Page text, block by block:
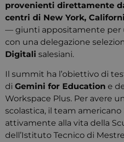
provenienti direttamente
centri di New York,
— giunti appositamente per
con una delegazione
Digitali salesiani.
Il summit ha l’obiettivo di
di Gemini for Education e
Workspace Plus. Per avere
scolastica, il team
attivamente alla vita della
dell’Istituto Tecnico di